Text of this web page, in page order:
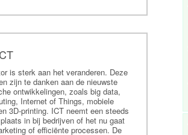
is sterk aan het veranderen. Deze
zijn te danken aan de nieuwste
ontwikkelingen, zoals big data,
Internet of Things, mobiele
3D-printing. ICT neemt een steeds
in bij bedrijven of het nu gaat
of efficiënte processen. De